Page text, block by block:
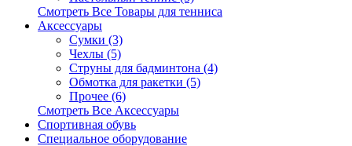
Смотреть Все Товары для тенниса
Аксессуары
Сумки (3)
Чехлы (5)
Струны для бадминтона (4)
Обмотка для ракетки (5)
Прочее (6)
Смотреть Все Аксессуары
Спортивная обувь
Специальное оборудование